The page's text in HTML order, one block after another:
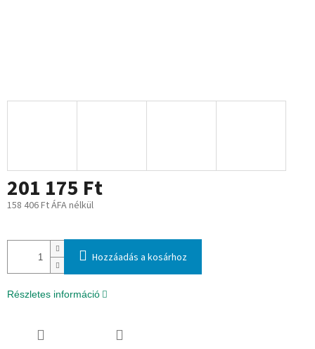
201 175 Ft
158 406 Ft ÁFA nélkül
Hozzáadás a kosárhoz
Részletes információ